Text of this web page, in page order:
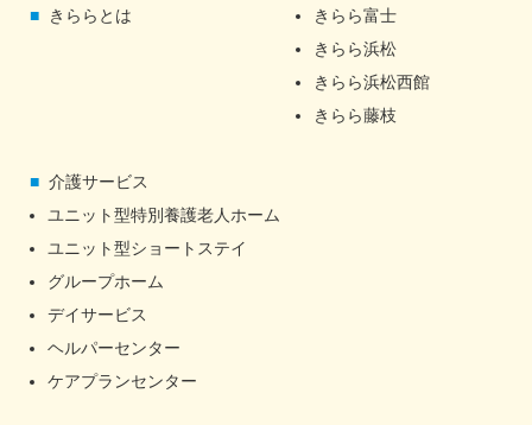
きららとは
きらら富士
きらら浜松
きらら浜松西館
きらら藤枝
介護サービス
ユニット型特別養護老人ホーム
ユニット型ショートステイ
グループホーム
デイサービス
ヘルパーセンター
ケアプランセンター